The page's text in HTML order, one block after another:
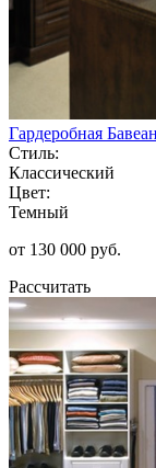
Гардеробная Бавеан
Стиль:
Классический
Цвет:
Темный
от 130 000 руб.
Рассчитать